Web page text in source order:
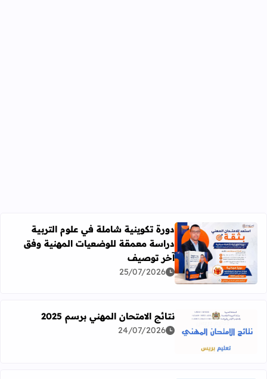
اقرأ المزيد عن دورة تكوينية شاملة في علوم التربية
دورة تكوينية شاملة في علوم التربية
دراسة معمقة للوضعيات المهنية وفق
آخر توصيف
25/07/2026
اقرأ المزيد عن نتائج الامتحان المهني برسم 2025
نتائج الامتحان المهني برسم 2025
24/07/2026